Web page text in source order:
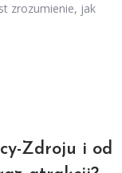
zrozumienie, jak
Zdroju i od